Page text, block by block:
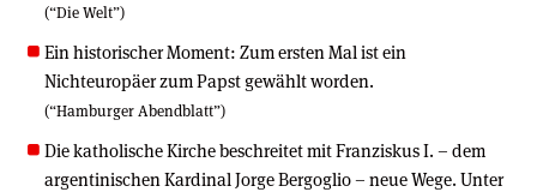
(“Die Welt”)
Ein historischer Moment: Zum ersten Mal ist ein
Nichteuropäer zum Papst gewählt worden.
(“Hamburger Abendblatt”)
Die katholische Kirche beschreitet mit Franziskus I. – dem
argentinischen Kardinal Jorge Bergoglio – neue Wege. Unter